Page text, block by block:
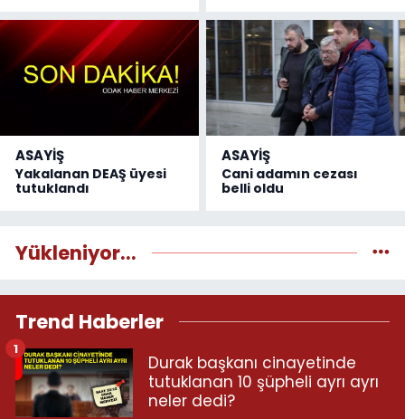
ASAYİŞ
Yakalanan DEAŞ üyesi
tutuklandı
ASAYİŞ
Cani adamın cezası
belli oldu
Yükleniyor...
Trend Haberler
Durak başkanı cinayetinde
tutuklanan 10 şüpheli ayrı ayrı
neler dedi?
1